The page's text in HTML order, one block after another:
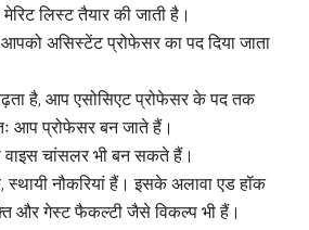
लिस्ट तैयार की जाती है।
असिस्टेंट प्रोफेसर का पद दिया जाता
है, आप एसोसिएट प्रोफेसर के पद तक
आप प्रोफेसर बन जाते हैं।
वाइस चांसलर भी बन सकते हैं।
स्थायी नौकरियां हैं। इसके अलावा एड हॉक
और गेस्ट फैकल्टी जैसे विकल्प भी हैं।